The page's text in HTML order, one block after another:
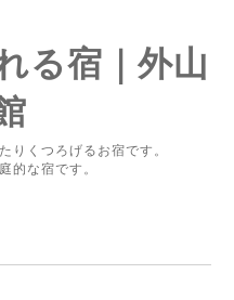
る宿｜外山
りくつろげるお宿です。
的な宿です。